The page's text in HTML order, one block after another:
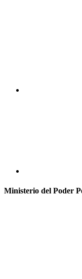
Ministerio del Poder